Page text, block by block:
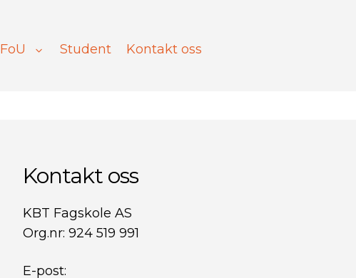
FoU Student
Kontakt oss
Kontakt oss
KBT Fagskole AS
Org.nr: 924 519 991
E-post: